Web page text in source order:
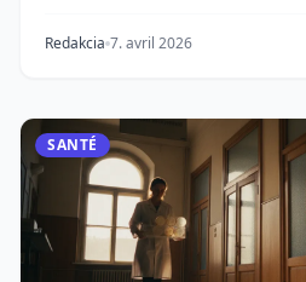
Redakcia 7. avril 2026
SANTÉ